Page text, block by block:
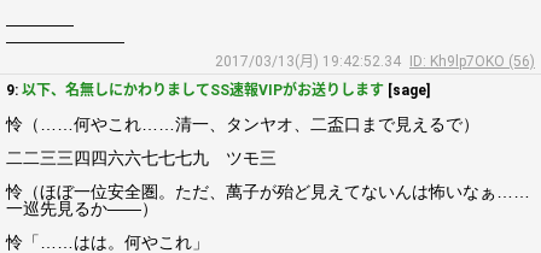
――――
―――――――
2017/03/13(月) 19:42:52.34
ID: Kh9lp7OKO (56)
9: 以下、名無しにかわりましてSS速報VIPがお送りします [sage]
怜（……何やこれ……清一、タンヤオ、二盃口まで見えるで）
二二三三四四六六七七七九 ツモ三
怜（ほぼ一位安全圏。ただ、萬子が殆ど見えてないんは怖いなぁ……
一巡先見るか――）
怜「……はは。何やこれ」